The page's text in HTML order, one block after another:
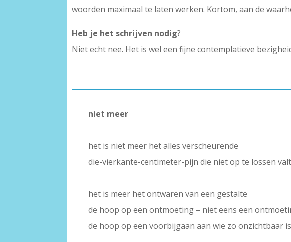
woorden maximaal te laten werken. Kortom, aan de
Heb je het schrijven nodig?
Niet echt nee. Het is wel een fijne contemplatieve
niet meer
het is niet meer het alles verscheurende
die-vierkante-centimeter-pijn die niet op te lossen
het is meer het ontwaren van een gestalte
de hoop op een ontmoeting – niet eens een
de hoop op een voorbijgaan aan wie zo onzichtbaar